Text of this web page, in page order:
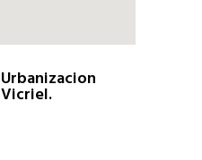
Urbanizacion
Vicriel.